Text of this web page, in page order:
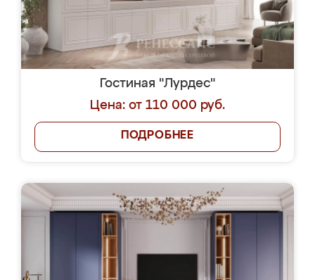
Гостиная "Лурдес"
Цена: от 110 000 руб.
ПОДРОБНЕЕ